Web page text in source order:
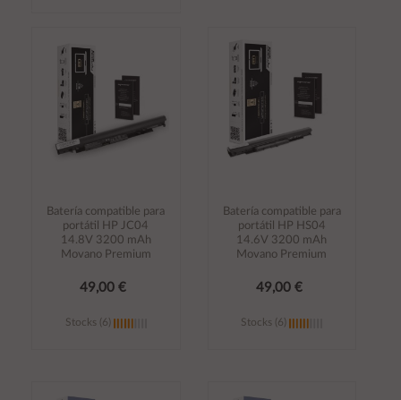
carrito
carrito
Batería compatible para
portátil HP JC04
14.8V 3200 mAh
Movano Premium
49,00 €
Stocks (6)
Batería compatible para
portátil HP HS04
14.6V 3200 mAh
Movano Premium
49,00 €
Stocks (6)